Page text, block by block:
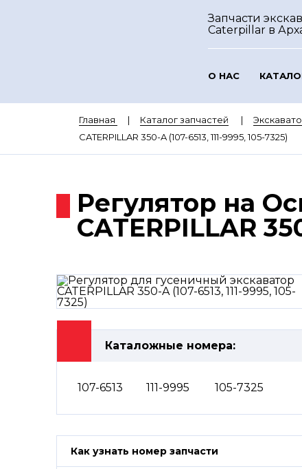
Запчасти
Caterpillar в
О НАС
Главная Каталог запчастей
CATERPILLAR 350-A (107-6513, 111-9995, 105-7325)
Регулятор на
CATERPILLAR
Каталожные номера:
107-6513 111-9995 105-7325
Как узнать номер запчасти